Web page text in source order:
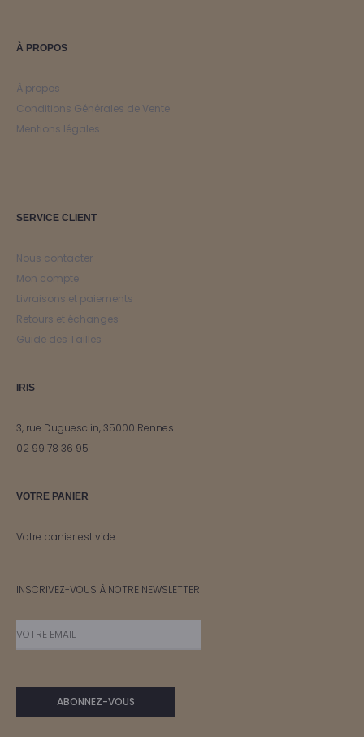
À PROPOS
À propos
Conditions Générales de Vente
Mentions légales
SERVICE CLIENT
Nous contacter
Mon compte
Livraisons et paiements
Retours et échanges
Guide des Tailles
IRIS
3, rue Duguesclin, 35000 Rennes
02 99 78 36 95
VOTRE PANIER
Votre panier est vide.
INSCRIVEZ-VOUS À NOTRE NEWSLETTER